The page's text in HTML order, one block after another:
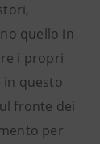
quello in
i propri
in questo
fronte dei
per